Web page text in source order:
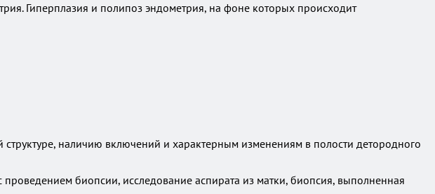
Гиперплазия и полипоз эндометрия, на фоне которых происходит
наличию включений и характерным изменениям в полости детородного
биопсии, исследование аспирата из матки, биопсия, выполненная